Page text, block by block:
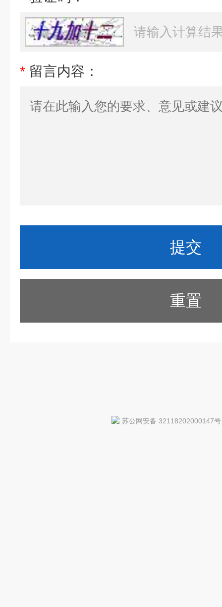
* 留言内容：
重置
苏公网安备 32118202000147号